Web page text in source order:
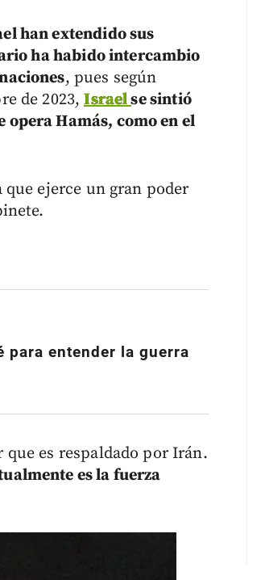
han extendido sus
ha habido intercambio
, pues según
de 2023,Israelse sintió
Hamás, como en el
ejerce un gran poder
para entender la guerra
es respaldado por Irán.
es la fuerza